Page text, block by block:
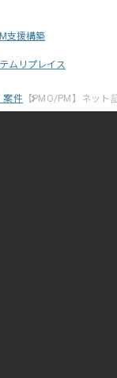
支援構築
ムリプレイス
案件【PMO/PM】ネット